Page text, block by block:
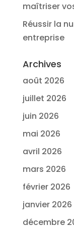
maîtriser
Réussir la
entreprise
Archives
août 2026
juillet 2026
juin 2026
mai 2026
avril 2026
mars 2026
février 2026
janvier 2026
décembre